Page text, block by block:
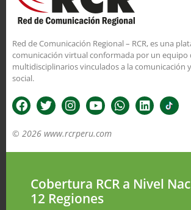
Red de Comunicación Regional – RCR, es una
comunicación virtual conformada por un equipo
multidisciplinarios vinculados a la comunicación
social.
© 2026 www.rcrperu.com
Cobertura RCR a Nivel
12 Regiones